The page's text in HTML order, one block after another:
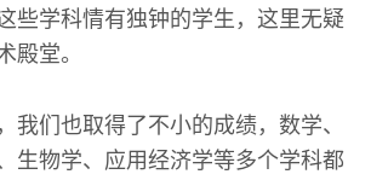
些学科情有独钟的学生，这里无疑
殿堂。
我们也取得了不小的成绩，数学、
生物学、应用经济学等多个学科都